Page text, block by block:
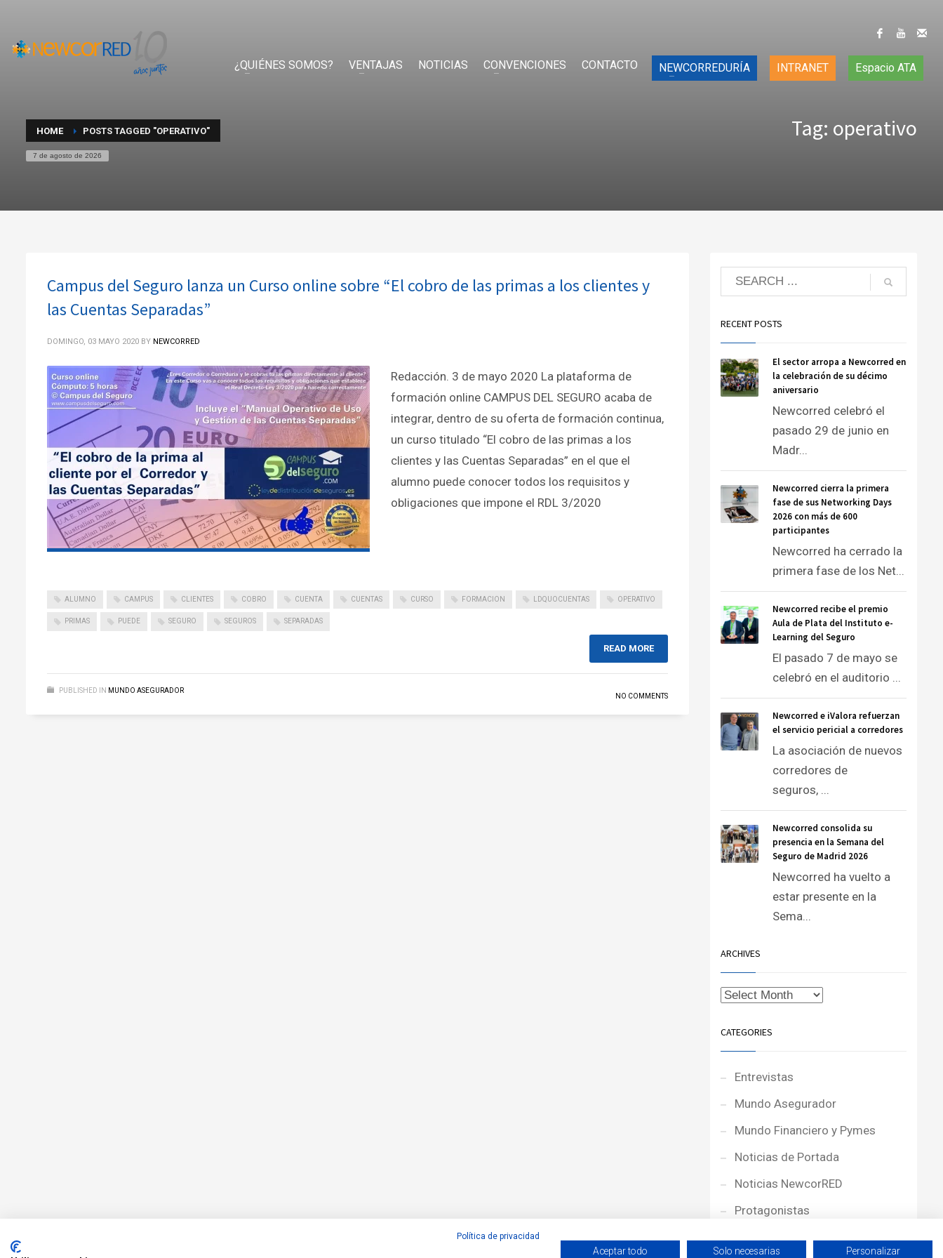
¿QUIÉNES SOMOS? VENTAJAS NOTICIAS CONVENCIONES CONTACTO NEWCORREDURÍA INTRANET Espacio ATA
HOME POSTS TAGGED "OPERATIVO"
7 de agosto de 2026
Tag: operativo
Campus del Seguro lanza un Curso online sobre “El cobro de las primas a los clientes y
las Cuentas Separadas”
DOMINGO, 03 MAYO 2020 BY NEWCORRED
Redacción. 3 de mayo 2020 La plataforma de
formación online CAMPUS DEL SEGURO acaba de
integrar, dentro de su oferta de formación continua,
un curso titulado “El cobro de las primas a los
clientes y las Cuentas Separadas” en el que el
alumno puede conocer todos los requisitos y
obligaciones que impone el RDL 3/2020
ALUMNO CAMPUS CLIENTES COBRO CUENTA CUENTAS CURSO FORMACION LDQUOCUENTAS OPERATIVO
PRIMAS PUEDE SEGURO SEGUROS SEPARADAS
READ MORE
PUBLISHED IN MUNDO ASEGURADOR
NO COMMENTS
RECENT POSTS
El sector arropa a Newcorred en
la celebración de su décimo
aniversario
Newcorred celebró el
pasado 29 de junio en
Madr...
Newcorred cierra la primera
fase de sus Networking Days
2026 con más de 600
participantes
Newcorred ha cerrado la
primera fase de los Net...
Newcorred recibe el premio
Aula de Plata del Instituto e-
Learning del Seguro
El pasado 7 de mayo se
celebró en el auditorio ...
Newcorred e iValora refuerzan
el servicio pericial a corredores
La asociación de nuevos
corredores de
seguros, ...
Newcorred consolida su
presencia en la Semana del
Seguro de Madrid 2026
Newcorred ha vuelto a
estar presente en la
Sema...
ARCHIVES
CATEGORIES
Entrevistas
Mundo Asegurador
Mundo Financiero y Pymes
Noticias de Portada
Noticias NewcorRED
Protagonistas
Reportajes
Política de privacidad
Aceptar todo Solo necesarias Personalizar